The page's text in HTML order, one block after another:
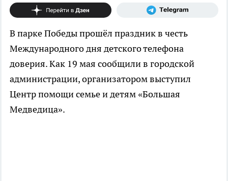
В парке Победы прошёл праздник в честь
Международного дня детского телефона
доверия. Как 19 мая сообщили в городской
администрации, организатором выступил
Центр помощи семье и детям «Большая
Медведица».